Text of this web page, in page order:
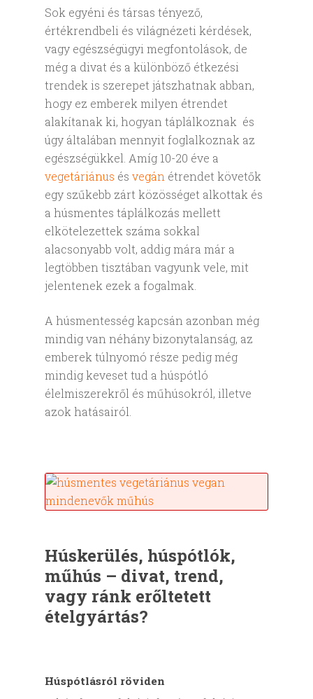
Sok egyéni és társas tényező,
értékrendbeli és világnézeti kérdések,
vagy egészségügyi megfontolások, de
még a divat és a különböző étkezési
trendek is szerepet játszhatnak abban,
hogy ez emberek milyen étrendet
alakítanak ki, hogyan táplálkoznak és
úgy általában mennyit foglalkoznak az
egészségükkel. Amíg 10-20 éve a
vegetáriánus és vegán étrendet követők
egy szűkebb zárt közösséget alkottak és
a húsmentes táplálkozás mellett
elkötelezettek száma sokkal
alacsonyabb volt, addig mára már a
legtöbben tisztában vagyunk vele, mit
jelentenek ezek a fogalmak.
A húsmentesség kapcsán azonban még
mindig van néhány bizonytalanság, az
emberek túlnyomó része pedig még
mindig keveset tud a húspótló
élelmiszerekről és műhúsokról, illetve
azok hatásairól.
Húskerülés, húspótlók,
műhús – divat, trend,
vagy ránk erőltetett
ételgyártás?
Húspótlásról röviden